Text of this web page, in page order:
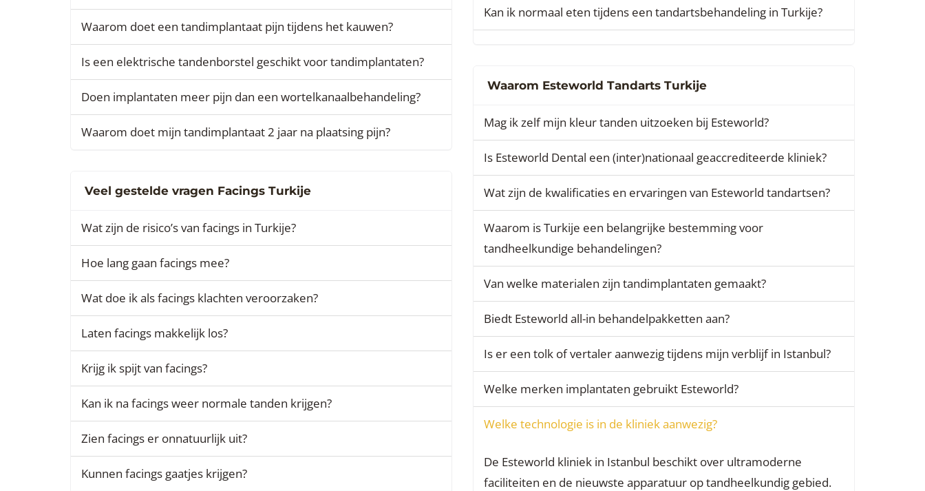
Waarom doet een tandimplantaat pijn tijdens het kauwen?
Is een elektrische tandenborstel geschikt voor tandimplantaten?
Doen implantaten meer pijn dan een wortelkanaalbehandeling?
Waarom doet mijn tandimplantaat 2 jaar na plaatsing pijn?
Veel gestelde vragen Facings Turkije
Wat zijn de risico’s van facings in Turkije?
Hoe lang gaan facings mee?
Wat doe ik als facings klachten veroorzaken?
Laten facings makkelijk los?
Krijg ik spijt van facings?
Kan ik na facings weer normale tanden krijgen?
Zien facings er onnatuurlijk uit?
Kunnen facings gaatjes krijgen?
Kan ik normaal eten tijdens een tandartsbehandeling in Turkije?
Waarom Esteworld Tandarts Turkije
Mag ik zelf mijn kleur tanden uitzoeken bij Esteworld?
Is Esteworld Dental een (inter)nationaal geaccrediteerde kliniek?
Wat zijn de kwalificaties en ervaringen van Esteworld tandartsen?
Waarom is Turkije een belangrijke bestemming voor
tandheelkundige behandelingen?
Van welke materialen zijn tandimplantaten gemaakt?
Biedt Esteworld all-in behandelpakketten aan?
Is er een tolk of vertaler aanwezig tijdens mijn verblijf in Istanbul?
Welke merken implantaten gebruikt Esteworld?
Welke technologie is in de kliniek aanwezig?
De Esteworld kliniek in Istanbul beschikt over ultramoderne
faciliteiten en de nieuwste apparatuur op tandheelkundig gebied.